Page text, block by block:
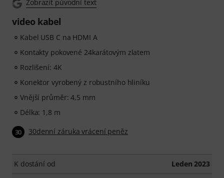
Zobrazit původní text
video kabel
Kabel USB C na HDMI A
Kontakty pokovené 24karátovým zlatem
Rozlišení: 4K
Konektor vyrobený z robustního hliníku
Vnější průměr: 4,5 mm
Délka: 1,8 m
30 30denní záruka vrácení peněz
K dostání od Leden 2023